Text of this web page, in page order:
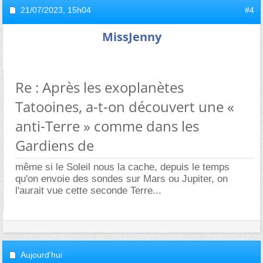
21/07/2023, 15h04 #4
MissJenny
Re : Après les exoplanètes
Tatooines, a-t-on découvert une «
anti-Terre » comme dans les
Gardiens de
même si le Soleil nous la cache, depuis le temps
qu'on envoie des sondes sur Mars ou Jupiter, on
l'aurait vue cette seconde Terre...
Aujourd'hui